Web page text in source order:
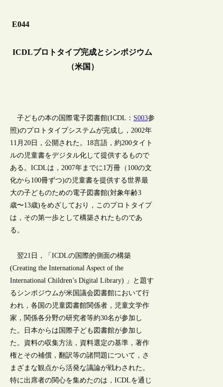
E044
ICDLプロトタイプ完成とシンポジウム
（米国）
子どもの本の国際電子図書館(ICDL： S003参
照)のプロトタイプシステムが完成し，2002年
11月20日，公開された。18言語，約200タイト
ルの児童書をデジタル化して提供するもので
ある。ICDLは，2007年までに1万冊（100の文
化から100冊ずつ)の児童書を提供する世界最
大の子どものための電子図書館(対象年齢3
歳〜13歳)をめざしており，このプロトタイプ
は，その第一歩として構築されたものであ
る。
翌21日，「ICDLの国際的側面の構築
(Creating the International Aspect of the
International Children’s Digital Library) 」と題す
るシンポジウムが米国議会図書館において行
われ，各国の児童図書館関係者，児童文学作
家，関係各分野の研究者等約30名が参加し
た。日本からは国際子ども図書館が参加し
た。資料の収集方法，資料選定の基準，著作
権とその補償，翻訳等の諸問題について，さ
まざまな観点から活発な議論が戦わされた。
特に出席者の関心を集めたのは，ICDLを通じ